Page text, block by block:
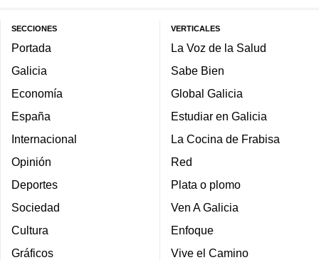
SECCIONES
Portada
Galicia
Economía
España
Internacional
Opinión
Deportes
Sociedad
Cultura
Gráficos
VERTICALES
La Voz de la Salud
Sabe Bien
Global Galicia
Estudiar en Galicia
La Cocina de Frabisa
Red
Plata o plomo
Ven A Galicia
Enfoque
Vive el Camino